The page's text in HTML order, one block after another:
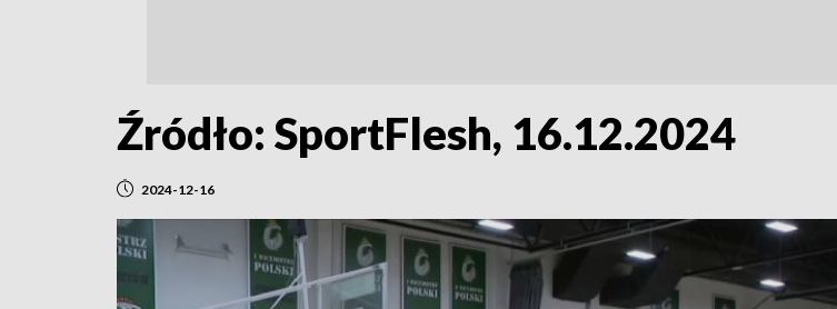
Źródło: SportFlesh, 16.12.2024
2024-12-16